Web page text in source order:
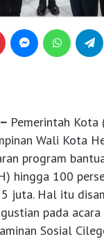
– Pemerintah Kota
Wali Kota
program
hingga 100
juta. Hal itu
pada acara
Sosial